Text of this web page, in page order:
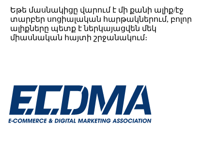
Եթե մասնակիցը վարում է մի քանի ալիք/էջ
տարբեր սոցիալական հարթակներում, բոլոր
ալիքները պետք է ներկայացվեն մեկ
միասնական հայտի շրջանակում։